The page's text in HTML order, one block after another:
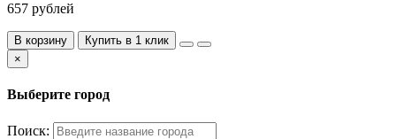
657 рублей
В корзину
Купить в 1 клик
×
Выберите город
Поиск: